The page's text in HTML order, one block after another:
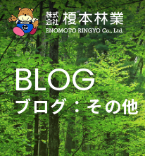
ブログ：その他